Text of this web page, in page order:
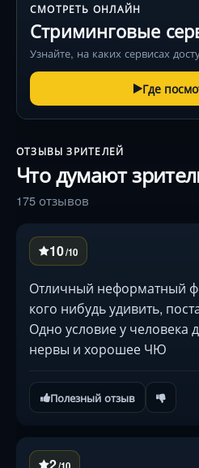
СМОТРЕТЬ ОНЛАЙН
Стриминговые
Узнайте, на каких сервисах
Где
ОТЗЫВЫ ЗРИТЕЛЕЙ
Что думают
175 отзывов
10/10
Отличный неформатный
кого нибудь удивить,
Одно условие у человека
нервы и хорошее ЧЮ
Полезный отзыв
2